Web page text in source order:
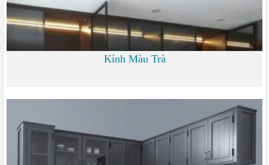
Kính Màu Trà